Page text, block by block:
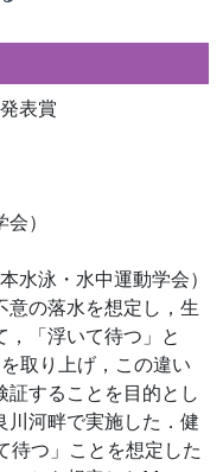
表賞
）
水泳・水中運動学会）
意の落水を想定し，生
「浮いて待つ」と
取り上げ，この違い
することを目的とし
川河畔で実施した．健
待つ」ことを想定した